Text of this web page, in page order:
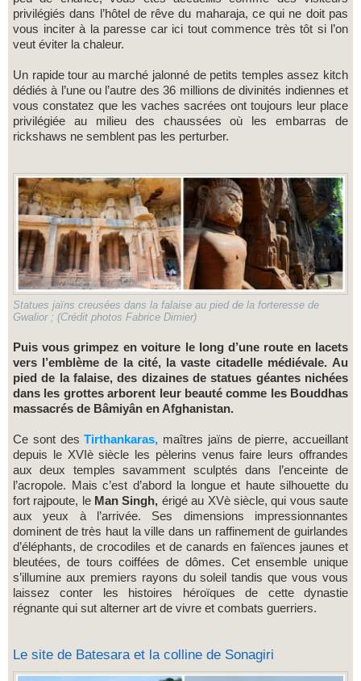
privilégiés dans l’hôtel de rêve du maharaja, ce qui ne doit pas
vous inciter à la paresse car ici tout commence très tôt si l’on
veut éviter la chaleur.
Un rapide tour au marché jalonné de petits temples assez kitch
dédiés à l’une ou l’autre des 36 millions de divinités indiennes et
vous constatez que les vaches sacrées ont toujours leur place
privilégiée au milieu des chaussées où les embarras de
rickshaws ne semblent pas les perturber.
Statues jaïns creusées dans la falaise au pied de la forteresse de
Gwalior ; (Crédit photos Fabrice Dimier)
Puis vous grimpez en voiture le long d’une route en lacets
vers l’emblème de la cité, la vaste citadelle médiévale. Au
pied de la falaise, des dizaines de statues géantes nichées
dans les grottes arborent leur beauté comme les Bouddhas
massacrés de Bâmiyân en Afghanistan.
Ce sont desTirthankaras, maîtres jaïns de pierre, accueillant
depuis le XVIè siècle les pèlerins venus faire leurs offrandes
aux deux temples savamment sculptés dans l’enceinte de
l’acropole. Mais c’est d’abord la longue et haute silhouette du
fort rajpoute, le Man Singh, érigé au XVè siècle, qui vous saute
aux yeux à l’arrivée. Ses dimensions impressionnantes
dominent de très haut la ville dans un raffinement de guirlandes
d’éléphants, de crocodiles et de canards en faïences jaunes et
bleutées, de tours coiffées de dômes. Cet ensemble unique
s’illumine aux premiers rayons du soleil tandis que vous vous
laissez conter les histoires héroïques de cette dynastie
régnante qui sut alterner art de vivre et combats guerriers.
Le site de Batesara et la colline de Sonagiri